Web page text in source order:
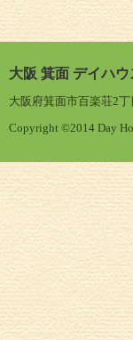
大阪 箕面 デイハ
大阪府箕面市百楽荘2丁
Copyright ©2014 Day